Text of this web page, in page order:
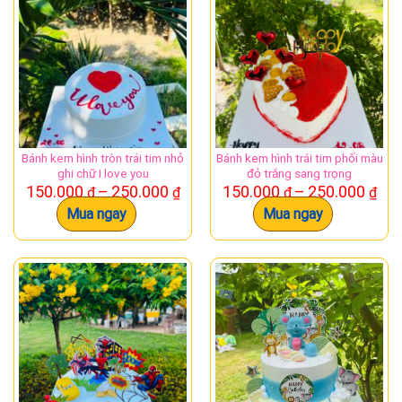
Bánh kem hình tròn trái tim nhỏ
ghi chữ I love you
150.000₫–250.000 ₫Khoảng
150.000 ₫
đến
250.000 ₫
Mua ngay
Bánh kem hình trái tim phối màu
đỏ trắng sang trọng
150.000₫–250.000 ₫
Sản
phẩm
này
có
nhiều
biến
thể.
Các
tùy
Mua ngay